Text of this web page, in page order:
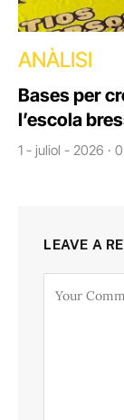
ANÀLISI
Bases per
l’escola
1 - juliol - 2026 ·
LEAVE A